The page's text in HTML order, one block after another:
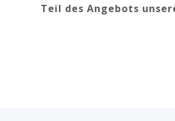
Teil des Angebots